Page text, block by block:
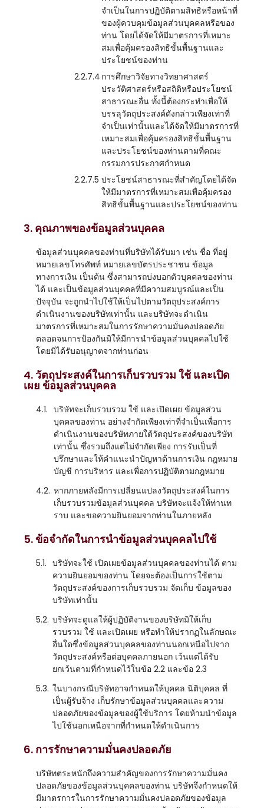
จำเป็นในการปฏิบัติตามสิทธิหรือหน้าที่
ของผู้ควบคุมข้อมูลส่วนบุคคลหรือของ
ท่าน โดยได้จัดให้มีมาตรการที่เหมาะ
สมเพื่อคุ้มครองสิทธิขั้นพื้นฐานและ
ประโยชน์ของท่าน
2.2.7.4 การศึกษาวิจัยทางวิทยาศาสตร์
ประวัติศาสตร์หรือสถิติหรือประโยชน์
สาธารณะอื่น ทั้งนี้ต้องกระทำเพื่อให้
บรรลุวัตถุประสงค์ดังกล่าวเพียงเท่าที่
จำเป็นเท่านั้นและได้จัดให้มีมาตรการที่
เหมาะสมเพื่อคุ้มครองสิทธิขั้นพื้นฐาน
และประโยชน์ของท่านตามที่คณะ
กรรมการประกาศกำหนด
2.2.7.5 ประโยชน์สาธารณะที่สำคัญโดยได้จัด
ให้มีมาตรการที่เหมาะสมเพื่อคุ้มครอง
สิทธิขั้นพื้นฐานและประโยชน์ของท่าน
3. คุณภาพของข้อมูลส่วนบุคคล
ข้อมูลส่วนบุคคลของท่านที่บริษัทได้รับมา เช่น ชื่อ ที่อยู่
หมายเลขโทรศัพท์ หมายเลขบัตรประชาชน ข้อมูล
ทางการเงิน เป็นต้น ซึ่งสามารถบ่งบอกตัวบุคคลของท่าน
ได้ และเป็นข้อมูลส่วนบุคคลที่มีความสมบูรณ์และเป็น
ปัจจุบัน จะถูกนำไปใช้ให้เป็นไปตามวัตถุประสงค์การ
ดำเนินงานของบริษัทเท่านั้น และบริษัทจะดำเนิน
มาตรการที่เหมาะสมในการรักษาความมั่นคงปลอดภัย
ตลอดจนการป้องกันมิให้มีการนำข้อมูลส่วนบุคคลไปใช้
โดยมิได้รับอนุญาตจากท่านก่อน
4. วัตถุประสงค์ในการเก็บรวบรวม ใช้ และเปิด
เผย ข้อมูลส่วนบุคคล
4.1. บริษัทจะเก็บรวบรวม ใช้ และเปิดเผย ข้อมูลส่วน
บุคคลของท่าน อย่างจำกัดเพียงเท่าที่จำเป็นเพื่อการ
ดำเนินงานของบริษัทภายใต้วัตถุประสงค์ของบริษัท
เท่านั้น ซึ่งรวมถึงแต่ไม่จำกัดเพียง การรับเป็นที่
ปรึกษาและให้คำแนะนำปัญหาด้านการเงิน กฎหมาย
บัญชี การบริหาร และเพื่อการปฏิบัติตามกฎหมาย
4.2. หากภายหลังมีการเปลี่ยนแปลงวัตถุประสงค์ในการ
เก็บรวบรวมข้อมูลส่วนบุคคล บริษัทจะแจ้งให้ท่านท
ราบ และขอความยินยอมจากท่านในภายหลัง
5. ข้อจำกัดในการนำข้อมูลส่วนบุคคลไปใช้
5.1. บริษัทจะใช้ เปิดเผยข้อมูลส่วนบุคคลของท่านได้ ตาม
ความยินยอมของท่าน โดยจะต้องเป็นการใช้ตาม
วัตถุประสงค์ของการเก็บรวบรวม จัดเก็บ ข้อมูลของ
บริษัทเท่านั้น
5.2. บริษัทจะดูแลให้ผู้ปฏิบัติงานของบริษัทมิให้เก็บ
รวบรวม ใช้ และเปิดเผย หรือทำให้ปรากฏในลักษณะ
อื่นใดซึ่งข้อมูลส่วนบุคคลของท่านนอกเหนือไปจาก
วัตถุประสงค์หรือต่อบุคคลภายนอก เว้นแต่ได้รับ
ยกเว้นตามที่กำหนดไว้ในข้อ 2.2 และข้อ 2.3
5.3. ในบางกรณีบริษัทอาจกำหนดให้บุคคล นิติบุคคล ที่
เป็นผู้รับจ้าง เก็บรักษาข้อมูลส่วนบุคคลและความ
ปลอดภัยของข้อมูลของผู้ใช้บริการ โดยห้ามนำข้อมูล
ไปใช้นอกเหนือจากที่กำหนดให้ดำเนินการ
6. การรักษาความมั่นคงปลอดภัย
บริษัทตระหนักถึงความสำคัญของการรักษาความมั่นคง
ปลอดภัยของข้อมูลส่วนบุคคลของท่าน บริษัทจึงกำหนดให้
มีมาตรการในการรักษาความมั่นคงปลอดภัยของข้อมูล